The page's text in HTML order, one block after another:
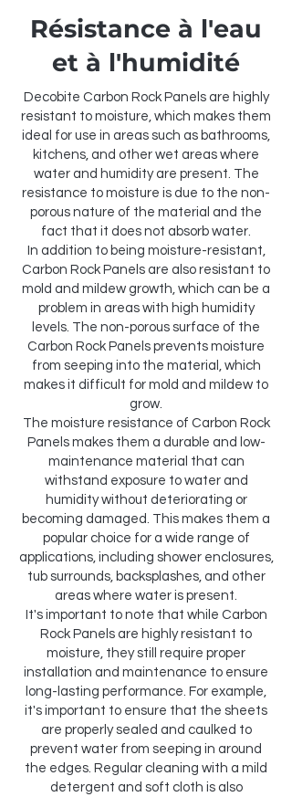
Résistance à l'eau
et à l'humidité
Decobite Carbon Rock Panels are highly
resistant to moisture, which makes them
ideal for use in areas such as bathrooms,
kitchens, and other wet areas where
water and humidity are present. The
resistance to moisture is due to the non-
porous nature of the material and the
fact that it does not absorb water.
In addition to being moisture-resistant,
Carbon Rock Panels are also resistant to
mold and mildew growth, which can be a
problem in areas with high humidity
levels. The non-porous surface of the
Carbon Rock Panels prevents moisture
from seeping into the material, which
makes it difficult for mold and mildew to
grow.
The moisture resistance of Carbon Rock
Panels makes them a durable and low-
maintenance material that can
withstand exposure to water and
humidity without deteriorating or
becoming damaged. This makes them a
popular choice for a wide range of
applications, including shower enclosures,
tub surrounds, backsplashes, and other
areas where water is present.
It's important to note that while Carbon
Rock Panels are highly resistant to
moisture, they still require proper
installation and maintenance to ensure
long-lasting performance. For example,
it's important to ensure that the sheets
are properly sealed and caulked to
prevent water from seeping in around
the edges. Regular cleaning with a mild
detergent and soft cloth is also